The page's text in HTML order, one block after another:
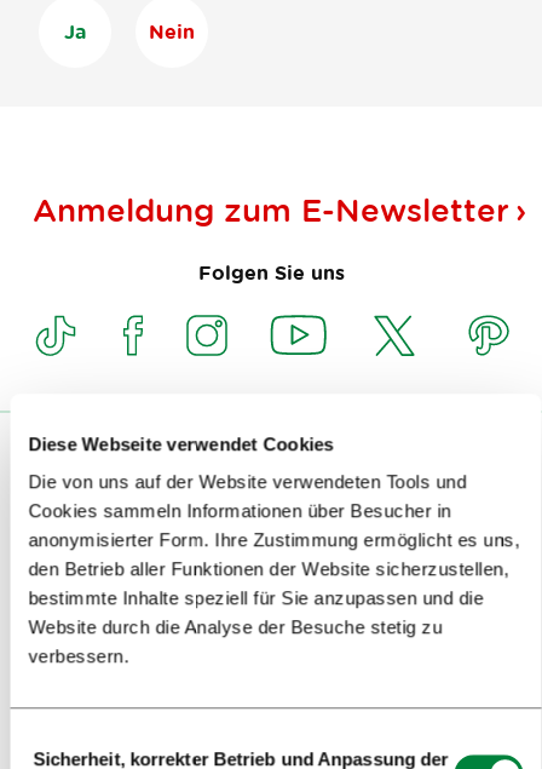
Diese Webseite verwendet Cookies
Die von uns auf der Website verwendeten Tools und
Cookies sammeln Informationen über Besucher in
anonymisierter Form. Ihre Zustimmung ermöglicht es uns,
den Betrieb aller Funktionen der Website sicherzustellen,
bestimmte Inhalte speziell für Sie anzupassen und die
Website durch die Analyse der Besuche stetig zu
verbessern.
Sicherheit, korrekter Betrieb und Anpassung der
Ja Nein
Anmeldung zum E-Newsletter
Folgen Sie uns
FÜHRUNGEN UND AUSFLÜGE
BESICHTIGUNGEN
ESSEN UND TRINKEN
REISEINFORMATIONEN